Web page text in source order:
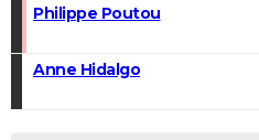
Philippe Poutou
Anne Hidalgo